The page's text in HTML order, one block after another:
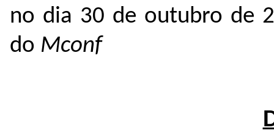
no dia 30 de outubro de
do Mconf